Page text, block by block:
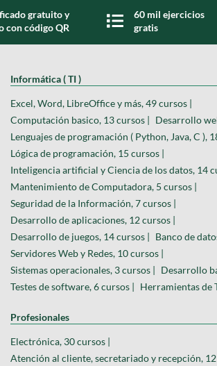
gratuito y
con código QR
60 mil ejercicios
gratis
Informática ( TI )
Excel, Word, LibreOffice y más, 49 cursos |
Computación basico, 13 cursos | Desarrollo
Lenguajes de programación ( Python, Java, C ),
Lógica de programación, 15 cursos |
Inteligencia artificial y Ciencia de los datos, 14
Mantenimiento de Computadora, 5 cursos |
Seguridad de la Información, 7 cursos |
Desarrollo de aplicaciones, 12 cursos |
Desarrollo de juegos, 14 cursos | Banco de
Servidores Web y Redes, 10 cursos |
Sistemas operacionales, 3 cursos | Desarrollo
Testes de software, 6 cursos | Herramientas de
Profesionales
Electrónica, 30 cursos |
Atención al cliente, secretariado y recepción,